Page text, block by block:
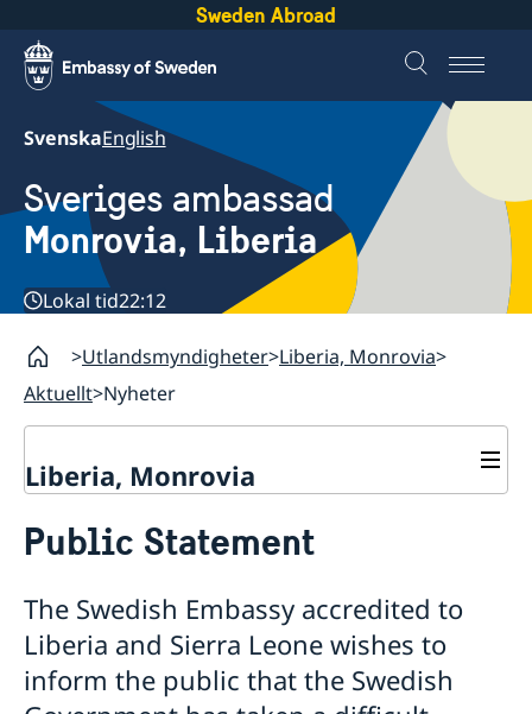
Sweden Abroad
SvenskaEnglish
Sveriges ambassad
Monrovia, Liberia
Lokal tid22:12
Utlandsmyndigheter Liberia, Monrovia
Aktuellt Nyheter
Liberia, Monrovia
Om oss
Lediga tjänster
Landsfakta om Liberia
Sveriges utvecklingssamarbete
Sverige stödjer SRHR i Liberia
Nyheter
Ambassaden stängd
Ambassaden stängd
Public Statement
The Swedish Embassy accredited to
Liberia and Sierra Leone wishes to
inform the public that the Swedish